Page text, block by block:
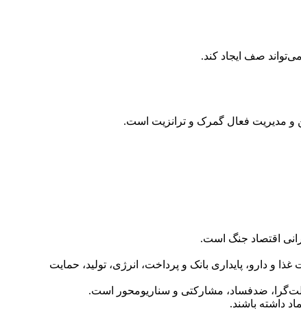
صف ایجاد کند.
و مدیریت فعال گمرک و ترانزیت است.
اقتصاد جنگ است.
و دارو، پایداری بانک و پرداخت، انرژی، تولید، حمایت
ضدفساد، مشارکتی و سناریومحور است.
داشته باشند.